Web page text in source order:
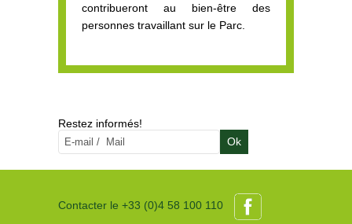
contribueront au bien-être des
personnes travaillant sur le Parc.
Restez informés!
Ok
Contacter le +33 (0)4 58 100 110